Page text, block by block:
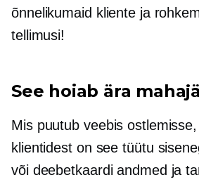
õnnelikumaid kliente ja
tellimusi!
See hoiab ära
Mis puutub veebis ostlemisse,
klientidest on see tüütu
või deebetkaardi andmed ja